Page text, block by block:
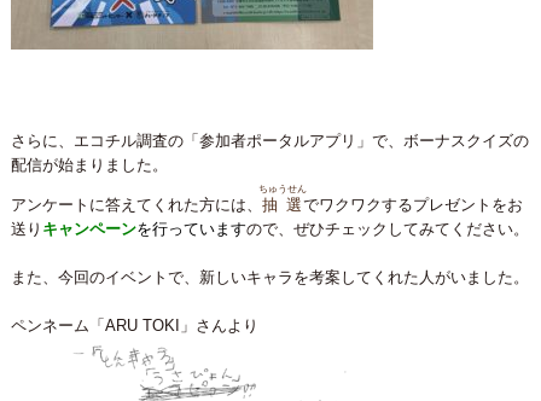
さらに、エコチル調査の「参加者ポータルアプリ」で、ボーナスクイズの
配信が始まりました。
アンケートに答えてくれた方には、 抽選
ちゅうせん
でワクワクするプレゼントをお
送り キャンペーンを行っていますので、ぜひチェックしてみてください。
また、今回のイベントで、新しいキャラを考案してくれた人がいました。
ペンネーム「ARU TOKI」さんより